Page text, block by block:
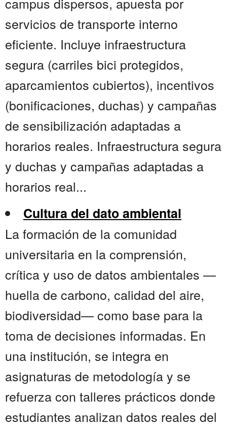
servicios de transporte interno
eficiente. Incluye infraestructura
segura (carriles bici protegidos,
aparcamientos cubiertos), incentivos
(bonificaciones, duchas) y campañas
de sensibilización adaptadas a
horarios reales. Infraestructura segura
y duchas y campañas adaptadas a
horarios real...
Cultura del dato ambiental
La formación de la comunidad
universitaria en la comprensión,
crítica y uso de datos ambientales —
huella de carbono, calidad del aire,
biodiversidad— como base para la
toma de decisiones informadas. En
una institución, se integra en
asignaturas de metodología y se
refuerza con talleres prácticos donde
estudiantes analizan datos reales del